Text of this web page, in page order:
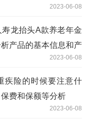
2023-06-08
龙抬头A款养老年金
产品的基本信息和产
2023-06-08
疾险的时候要注意什
费和保额等分析
2023-06-08